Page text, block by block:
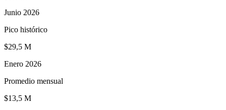
Junio 2026
Pico histórico
$29,5 M
Enero 2026
Promedio mensual
$13,5 M